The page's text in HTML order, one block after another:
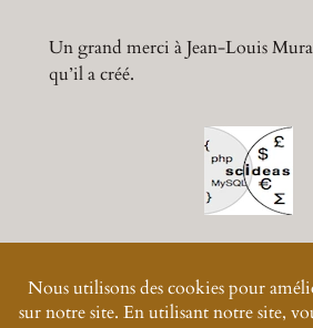
Un grand merci à Jean-Louis
qu’il a créé.
© 2024-2026Muratmusiques